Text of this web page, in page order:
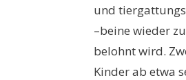
und
–beine wieder
belohnt wird.
Kinder ab etwa